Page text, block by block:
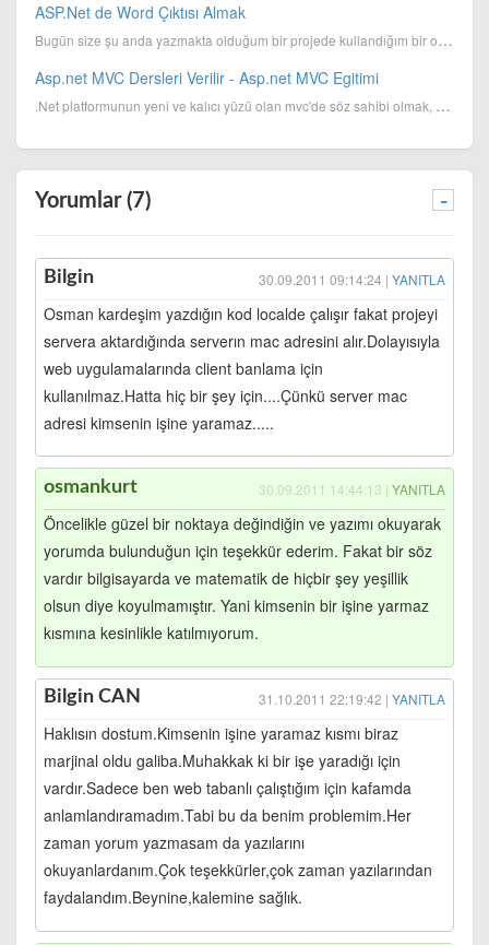
ASP.Net de Word Çıktısı Almak
Bugün size şu anda yazmakta olduğum bir projede kullandığım bir olayı anlatacağım. veritabanın da sa...
Asp.net MVC Dersleri Verilir - Asp.net MVC Egitimi
.Net platformunun yeni ve kalıcı yüzü olan mvc'de söz sahibi olmak, piyasaya kaliteli hizmet vermek ...
Yorumlar (7) -
Bilgin 30.09.2011 09:14:24 | YANITLA
Osman kardeşim yazdığın kod localde çalışır fakat projeyi
servera aktardığında serverın mac adresini alır.Dolayısıyla
web uygulamalarında client banlama için
kullanılmaz.Hatta hiç bir şey için....Çünkü server mac
adresi kimsenin işine yaramaz.....
osmankurt 30.09.2011 14:44:13 | YANITLA
Öncelikle güzel bir noktaya değindiğin ve yazımı okuyarak
yorumda bulunduğun için teşekkür ederim. Fakat bir söz
vardır bilgisayarda ve matematik de hiçbir şey yeşillik
olsun diye koyulmamıştır. Yani kimsenin bir işine yarmaz
kısmına kesinlikle katılmıyorum.
Bilgin CAN 31.10.2011 22:19:42 | YANITLA
Haklısın dostum.Kimsenin işine yaramaz kısmı biraz
marjinal oldu galiba.Muhakkak ki bir işe yaradığı için
vardır.Sadece ben web tabanlı çalıştığım için kafamda
anlamlandıramadım.Tabi bu da benim problemim.Her
zaman yorum yazmasam da yazılarını
okuyanlardanım.Çok teşekkürler,çok zaman yazılarından
faydalandım.Beynine,kalemine sağlık.